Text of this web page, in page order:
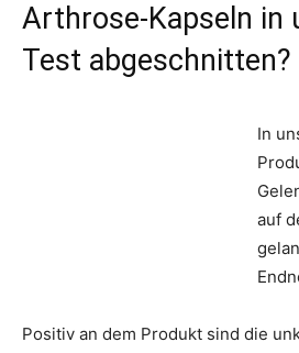
Arthrose-Kapseln in
Test abgeschnitten?
In
auf
Positiv an dem Produkt sind die